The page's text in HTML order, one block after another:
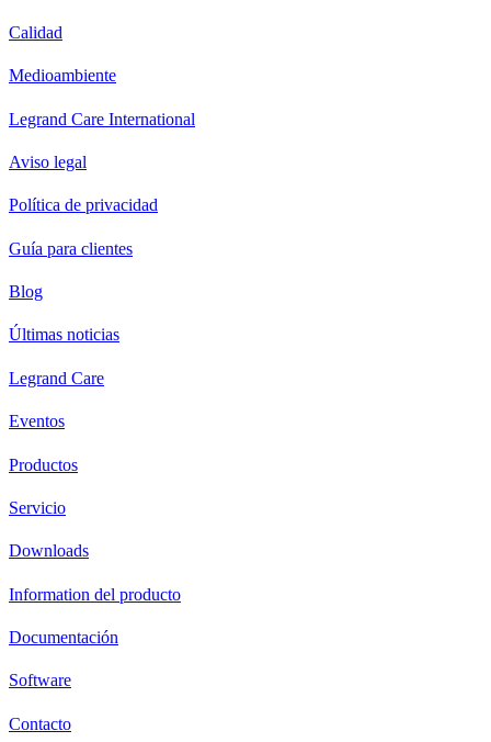
Calidad
Medioambiente
Legrand Care International
Aviso legal
Política de privacidad
Guía para clientes
Blog
Últimas noticias
Legrand Care
Eventos
Productos
Servicio
Downloads
Information del producto
Documentación
Software
Contacto